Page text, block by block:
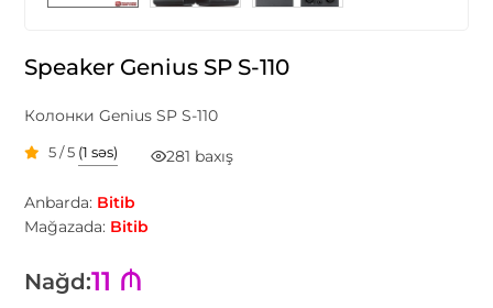
Speaker Genius SP S-110
Колонки Genius SP S-110
5 / 5 (1 səs) 281 baxış
Anbarda: Bitib
Mağazada: Bitib
Nağd:11 ₼